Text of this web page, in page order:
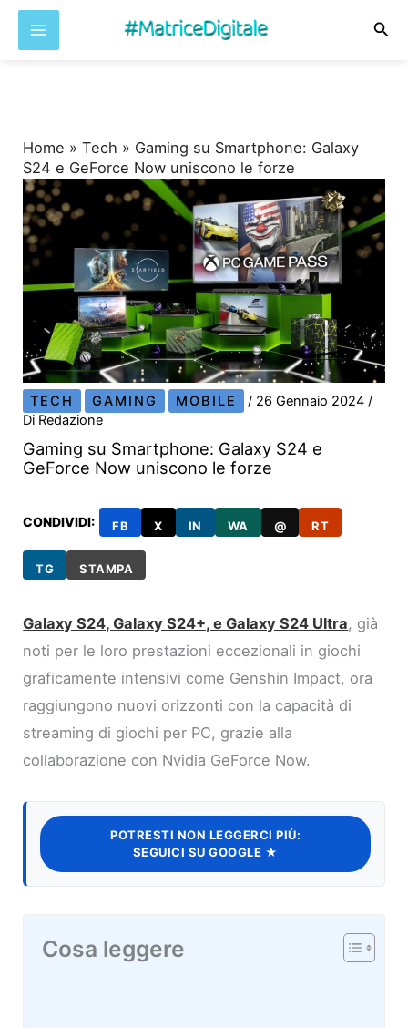
Home »Tech » Gaming su Smartphone: Galaxy
S24 e GeForce Now uniscono le forze
TECH GAMING MOBILE / 26 Gennaio 2024/
Di Redazione
Gaming su Smartphone: Galaxy S24 e
GeForce Now uniscono le forze
CONDIVIDI: FB X IN WA @ RT
TG STAMPA
Galaxy S24, Galaxy S24+, e Galaxy S24 Ultra, già
noti per le loro prestazioni eccezionali in giochi
graficamente intensivi come Genshin Impact, ora
raggiungono nuovi orizzonti con la capacità di
streaming di giochi per PC, grazie alla
collaborazione con Nvidia GeForce Now.
POTRESTI NON LEGGERCI PIÙ:
SEGUICI SU GOOGLE ★
Cosa leggere